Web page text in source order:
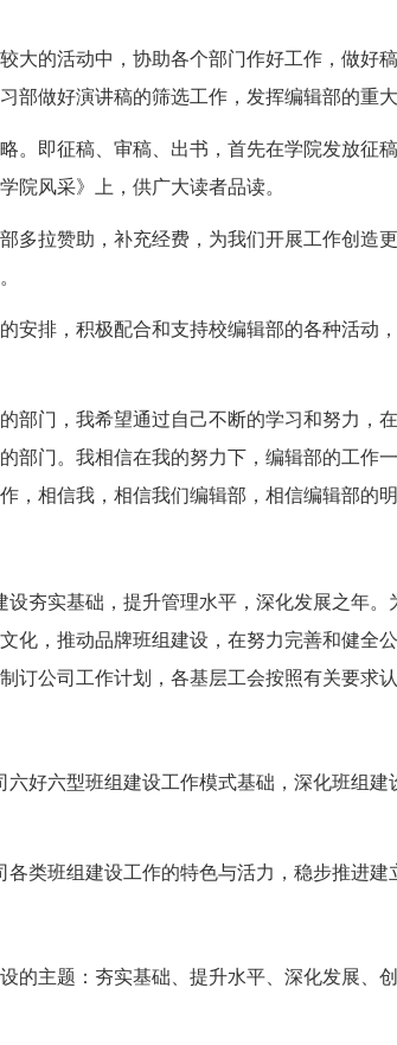
的活动中，协助各个部门作好工作，做好
部做好演讲稿的筛选工作，发挥编辑部的重大
即征稿、审稿、出书，首先在学院发放征
风采》上，供广大读者品读。
拉赞助，补充经费，为我们开展工作创造
排，积极配合和支持校编辑部的各种活动，
门，我希望通过自己不断的学习和努力，
部门。我相信在我的努力下，编辑部的工作
，相信我，相信我们编辑部，相信编辑部的明
实基础，提升管理水平，深化发展之年。
化，推动品牌班组建设，在努力完善和健全
订公司工作计划，各基层工会按照有关要求认
六型班组建设工作模式基础，深化班组建
班组建设工作的特色与活力，稳步推进建
主题：夯实基础、提升水平、深化发展、创